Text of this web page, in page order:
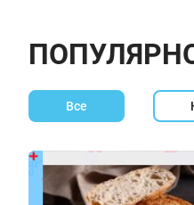
Все